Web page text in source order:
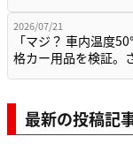
2026/07/21
「マジ？ 車内温度
格カー用品を検証。
最新の投稿記